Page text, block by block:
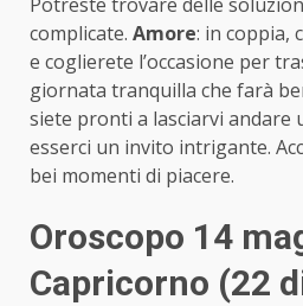
complicate. Amore: in coppia,
e coglierete l’occasione per
giornata tranquilla che farà
siete pronti a lasciarvi andare
esserci un invito intrigante.
bei momenti di piacere.
Oroscopo 14
Capricorno (22